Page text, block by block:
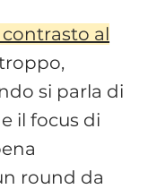
al
si parla di
il focus di
round da